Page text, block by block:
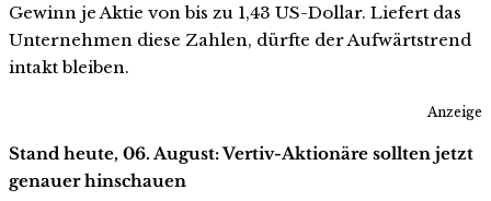
Gewinn je Aktie von bis zu 1,43 US-Dollar. Liefert das
Unternehmen diese Zahlen, dürfte der Aufwärtstrend
intakt bleiben.
Anzeige
Stand heute, 06. August: Vertiv-Aktionäre sollten jetzt
genauer hinschauen